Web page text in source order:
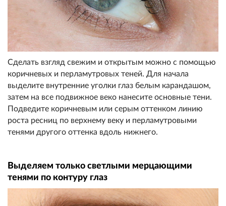
Сделать взгляд свежим и открытым можно с помощью
коричневых и перламутровых теней. Для начала
выделите внутренние уголки глаз белым карандашом,
затем на все подвижное веко нанесите основные тени.
Подведите коричневым или серым оттенком линию
роста ресниц по верхнему веку и перламутровыми
тенями другого оттенка вдоль нижнего.
Выделяем только светлыми мерцающими
тенями по контуру глаз